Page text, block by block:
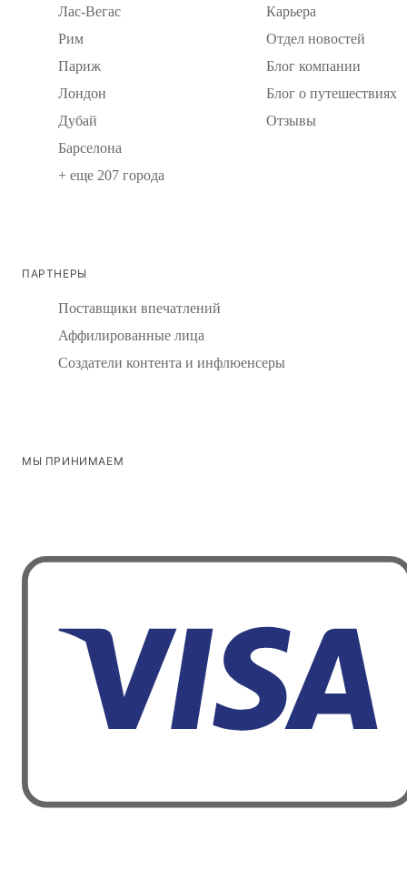
Лас-Вегас
Рим
Париж
Лондон
Дубай
Барселона
+ еще 207 города
Карьера
Отдел новостей
Блог компании
Блог о путешествиях
Отзывы
ПАРТНЕРЫ
Поставщики впечатлений
Аффилированные лица
Создатели контента и инфлюенсеры
МЫ ПРИНИМАЕМ